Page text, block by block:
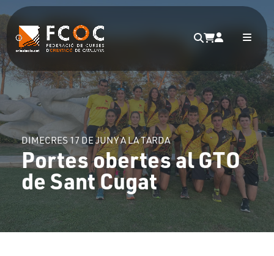
DIMECRES 17 DE JUNY A LA TARDA
Portes obertes al GTO
de Sant Cugat